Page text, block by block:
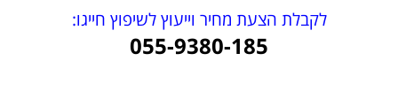
לקבלת הצעת מחיר וייעוץ לשיפוץ חייגו:
055-9380-185